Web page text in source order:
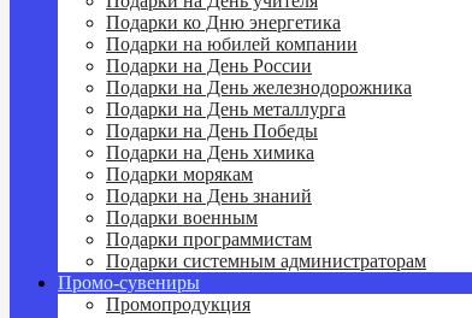
Подарки ко Дню энергетика
Подарки на юбилей компании
Подарки на День России
Подарки на День железнодорожника
Подарки на День металлурга
Подарки на День Победы
Подарки на День химика
Подарки морякам
Подарки на День знаний
Подарки военным
Подарки программистам
Подарки системным администраторам
Промо-сувениры
Промопродукция